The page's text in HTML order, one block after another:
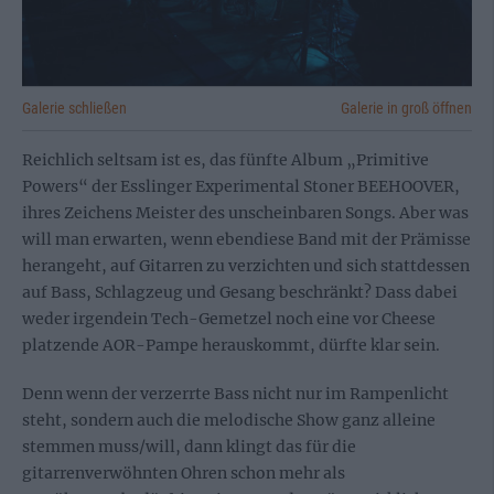
Galerie schließen Galerie in groß öffnen
Reichlich seltsam ist es, das fünfte Album „Primitive
Powers“ der Esslinger Experimental Stoner BEEHOOVER,
ihres Zeichens Meister des unscheinbaren Songs. Aber was
will man erwarten, wenn ebendiese Band mit der Prämisse
herangeht, auf Gitarren zu verzichten und sich stattdessen
auf Bass, Schlagzeug und Gesang beschränkt? Dass dabei
weder irgendein Tech-Gemetzel noch eine vor Cheese
platzende AOR-Pampe herauskommt, dürfte klar sein.
Denn wenn der verzerrte Bass nicht nur im Rampenlicht
steht, sondern auch die melodische Show ganz alleine
stemmen muss/will, dann klingt das für die
gitarrenverwöhnten Ohren schon mehr als